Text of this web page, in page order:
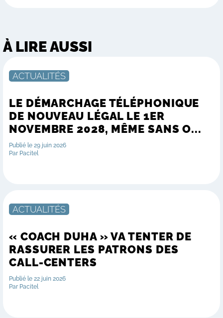
À LIRE AUSSI
ACTUALITÉS
LE DÉMARCHAGE TÉLÉPHONIQUE
DE NOUVEAU LÉGAL LE 1ER
NOVEMBRE 2028, MÊME SANS O...
Publié le 29 juin 2026
Par Pacitel
ACTUALITÉS
« COACH DUHA » VA TENTER DE
RASSURER LES PATRONS DES
CALL-CENTERS
Publié le 22 juin 2026
Par Pacitel